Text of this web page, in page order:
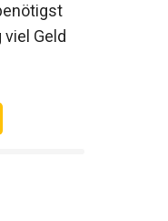
Geld